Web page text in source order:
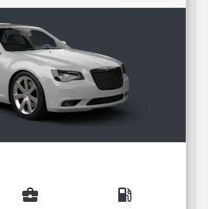
business_center local_gas_station